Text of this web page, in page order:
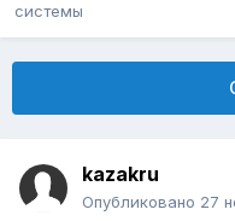
системы
kazakru
Опубликовано 27